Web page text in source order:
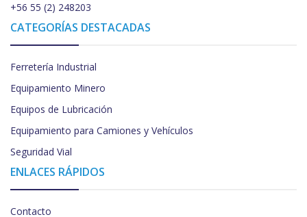
+56 55 (2) 248203
CATEGORÍAS DESTACADAS
Ferretería Industrial
Equipamiento Minero
Equipos de Lubricación
Equipamiento para Camiones y Vehículos
Seguridad Vial
ENLACES RÁPIDOS
Contacto